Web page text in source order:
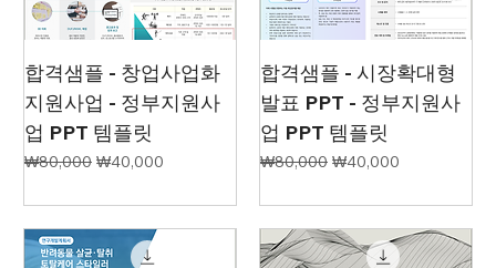
합격샘플 - 창업사업화
지원사업 - 정부지원사
업 PPT 템플릿
일반가
₩80,000 할인가
₩40,000
합격샘플 - 시장확대형
발표 PPT - 정부지원사
업 PPT 템플릿
일반가
₩80,000 할인가
₩40,000